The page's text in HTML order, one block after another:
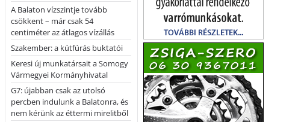
A Balaton vízszintje tovább
csökkent – már csak 54
centiméter az átlagos vízállás
Szakember: a kútfúrás buktatói
Keresi új munkatársait a Somogy
Vármegyei Kormányhivatal
G7: újabban csak az utolsó
percben indulunk a Balatonra, és
nem kérünk az éttermi mirelitből